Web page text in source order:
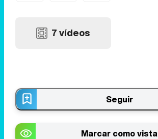
7 vídeos
Seguir
Marcar como vista